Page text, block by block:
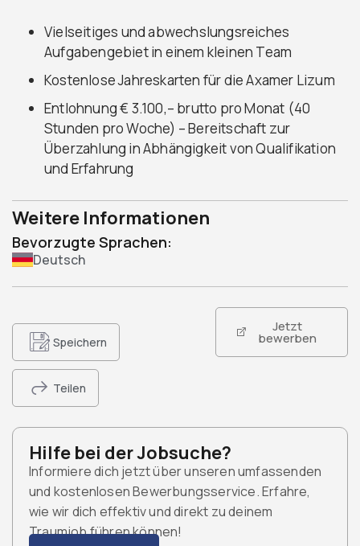
Vielseitiges und abwechslungsreiches
Aufgabengebiet in einem kleinen Team
Kostenlose Jahreskarten für die Axamer Lizum
Entlohnung € 3.100,– brutto pro Monat (40
Stunden pro Woche) – Bereitschaft zur
Überzahlung in Abhängigkeit von Qualifikation
und Erfahrung
Weitere Informationen
Bevorzugte Sprachen:
Deutsch
Speichern
Teilen
Jetzt
bewerben
Hilfe bei der Jobsuche?
Informiere dich jetzt über unseren umfassenden
und kostenlosen Bewerbungsservice. Erfahre,
wie wir dich effektiv und direkt zu deinem
Traumjob führen können!